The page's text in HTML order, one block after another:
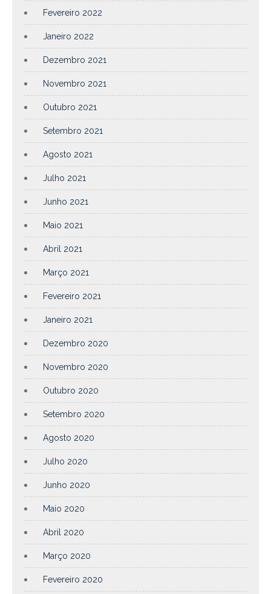
Fevereiro 2022
Janeiro 2022
Dezembro 2021
Novembro 2021
Outubro 2021
Setembro 2021
Agosto 2021
Julho 2021
Junho 2021
Maio 2021
Abril 2021
Março 2021
Fevereiro 2021
Janeiro 2021
Dezembro 2020
Novembro 2020
Outubro 2020
Setembro 2020
Agosto 2020
Julho 2020
Junho 2020
Maio 2020
Abril 2020
Março 2020
Fevereiro 2020